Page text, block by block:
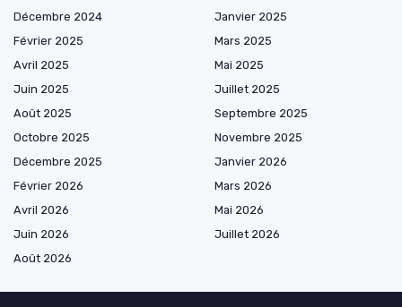
Décembre 2024
Janvier 2025
Février 2025
Mars 2025
Avril 2025
Mai 2025
Juin 2025
Juillet 2025
Août 2025
Septembre 2025
Octobre 2025
Novembre 2025
Décembre 2025
Janvier 2026
Février 2026
Mars 2026
Avril 2026
Mai 2026
Juin 2026
Juillet 2026
Août 2026